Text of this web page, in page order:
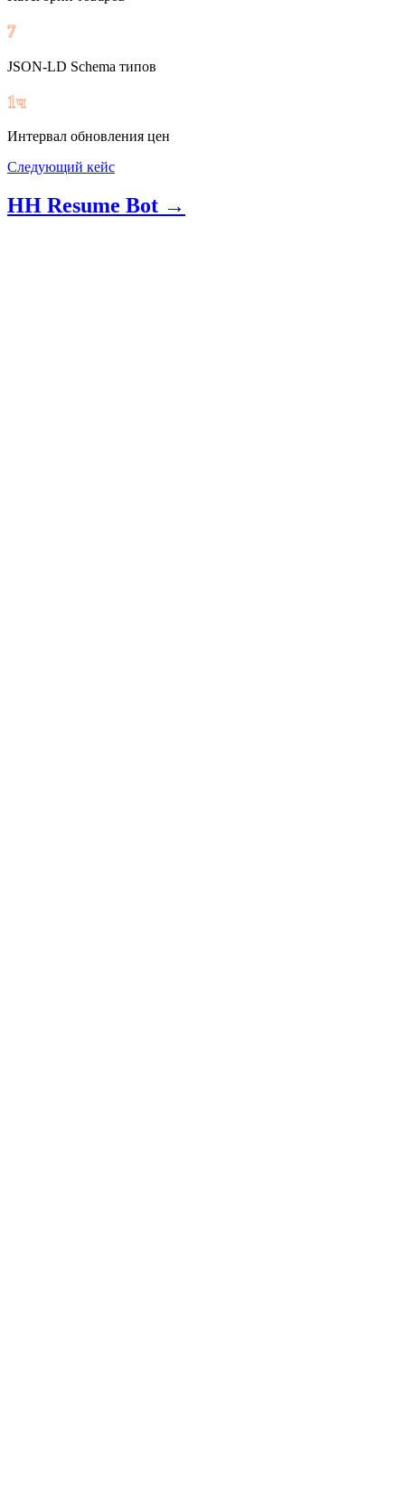
7
JSON-LD Schema типов
1ч
Интервал обновления цен
Следующий кейс
HH Resume Bot →